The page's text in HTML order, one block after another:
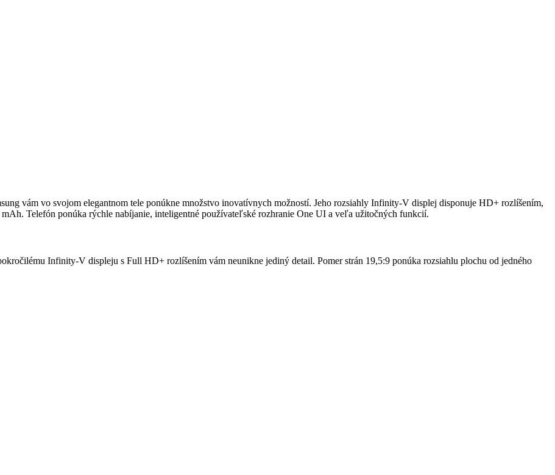
vám vo svojom elegantnom tele ponúkne množstvo inovatívnych možností. Jeho rozsiahly Infinity-V displej disponuje HD+ rozlíšením,
Telefón ponúka rýchle nabíjanie, inteligentné používateľské rozhranie One UI a veľa užitočných funkcií.
Infinity-V displeju s Full HD+ rozlíšením vám neunikne jediný detail. Pomer strán 19,5:9 ponúka rozsiahlu plochu od jedného